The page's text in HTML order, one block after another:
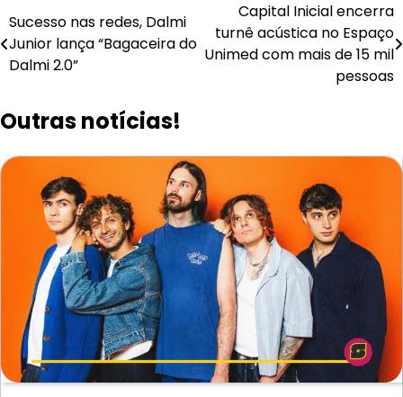
Navegação
de
Sucesso nas redes, Dalmi
Junior lança “Bagaceira do
Dalmi 2.0”
Capital Inicial encerra
turnê acústica no Espaço
Unimed com mais de 15 mil
pessoas
Outras notícias!